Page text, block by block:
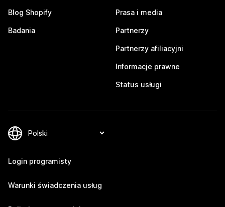
Blog Shopify
Badania
Prasa i media
Partnerzy
Partnerzy afiliacyjni
Informacje prawne
Status usługi
Login programisty
Warunki świadczenia usług